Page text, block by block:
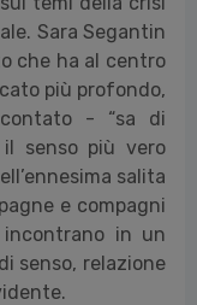
Sara Segantin
che ha al centro
più profondo,
- “sa di
il senso più vero
salita
e compagni
incontrano in un
senso, relazione